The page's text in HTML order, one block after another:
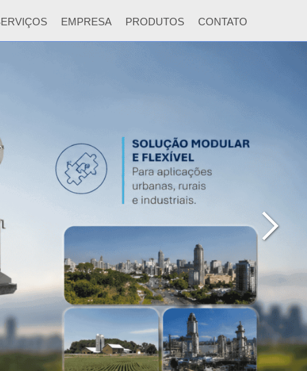
EMPRESA PRODUTOS CONTATO